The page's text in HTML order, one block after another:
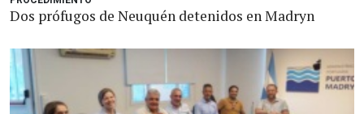
Dos prófugos de Neuquén detenidos en Madryn